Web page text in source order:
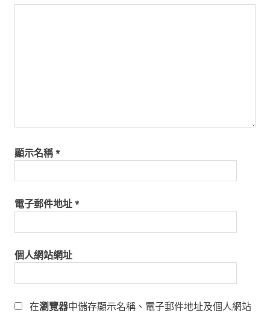
顯示名稱*
電子郵件地址*
個人網站網址
在瀏覽器中儲存顯示名稱、電子郵件地址及個人網站